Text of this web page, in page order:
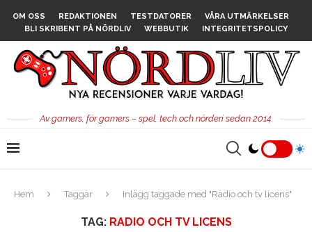
OM OSS REDAKTIONEN TESTDATORER
VÅRA UTMÄRKELSER
BLI SKRIBENT PÅ NÖRDLIV
WEBBUTIK INTEGRITETSPOLICY
Av gamers, för gamers – spel, tech och nörderi sedan 2014.
Hem Taggar Inlägg taggade med "Radio och tv licens"
TAG: RADIO OCH TV LICENS